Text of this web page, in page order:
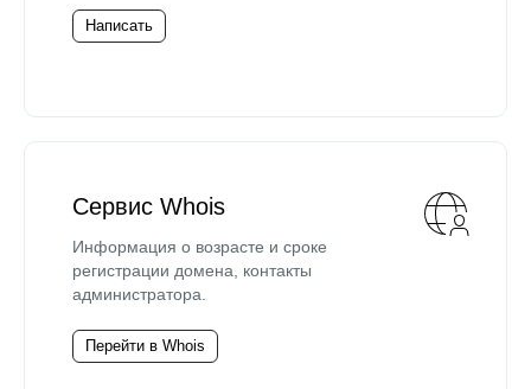
Написать
Сервис Whois
Информация о возрасте и сроке
регистрации домена, контакты
администратора.
Перейти в Whois